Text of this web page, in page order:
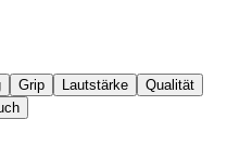
Grip Lautstärke
Qualität